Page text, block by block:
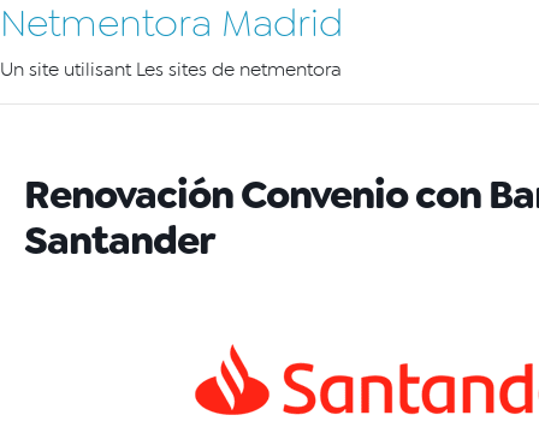
Netmentora Madrid
Un site utilisant Les sites de netmentora
Renovación Convenio con
Santander